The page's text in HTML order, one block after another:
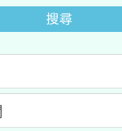
擴大為「滿6
眾」措施，延
搜尋